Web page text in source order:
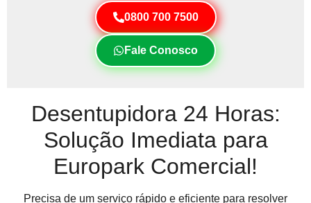
0800 700 7500
Fale Conosco
Desentupidora 24 Horas:
Solução Imediata para
Europark Comercial!
Precisa de um serviço rápido e eficiente para resolver